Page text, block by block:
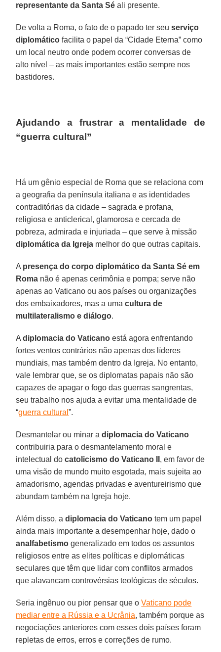
representante da Santa Sé ali presente.
De volta a Roma, o fato de o papado ter seuserviço
diplomático facilita o papel da “Cidade Eterna” como
um local neutro onde podem ocorrer conversas de
alto nível – as mais importantes estão sempre nos
bastidores.
Ajudando a frustrar a mentalidade de
“guerra cultural”
Há um gênio especial de Roma que se relaciona com
a geografia da península italiana e as identidades
contraditórias da cidade – sagrada e profana,
religiosa e anticlerical, glamorosa e cercada de
pobreza, admirada e injuriada – que serve à missão
diplomática da Igreja melhor do que outras capitais.
A presença do corpo diplomático da Santa Sé em
Roma não é apenas cerimônia e pompa; serve não
apenas ao Vaticano ou aos países ou organizações
dos embaixadores, mas a umacultura de
multilateralismo e diálogo.
Adiplomacia do Vaticano está agora enfrentando
fortes ventos contrários não apenas dos líderes
mundiais, mas também dentro da Igreja. No entanto,
vale lembrar que, se os diplomatas papais não são
capazes de apagar o fogo das guerras sangrentas,
seu trabalho nos ajuda a evitar uma mentalidade de
“guerra cultural”.
Desmantelar ou minar adiplomacia do Vaticano
contribuiria para o desmantelamento moral e
intelectual docatolicismo do Vaticano II , em favor de
uma visão de mundo muito esgotada, mais sujeita ao
amadorismo, agendas privadas e aventureirismo que
abundam também na Igreja hoje.
Além disso, adiplomacia do Vaticano tem um papel
ainda mais importante a desempenhar hoje, dado o
analfabetismo generalizado em todos os assuntos
religiosos entre as elites políticas e diplomáticas
seculares que têm que lidar com conflitos armados
que alavancam controvérsias teológicas de séculos.
Seria ingênuo ou pior pensar que oVaticano pode
mediar entre a Rússia e a Ucrânia, também porque as
negociações anteriores com esses dois países foram
repletas de erros, erros e correções de rumo.